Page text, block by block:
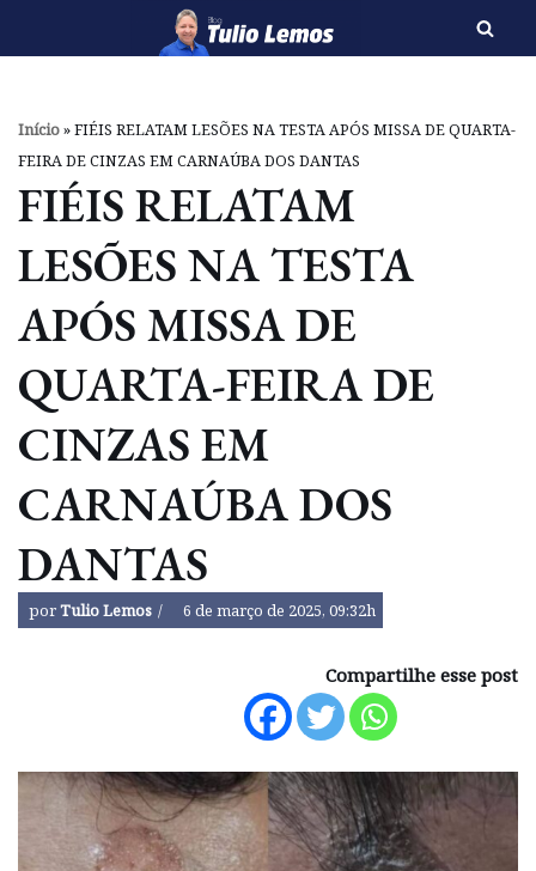
o
conteúdo
Início»FIÉIS RELATAM LESÕES NA TESTA APÓS MISSA DE QUARTA-
FEIRA DE CINZAS EM CARNAÚBA DOS DANTAS
FIÉIS RELATAM
LESÕES NA TESTA
APÓS MISSA DE
QUARTA-FEIRA DE
CINZAS EM
CARNAÚBA DOS
DANTAS
porTulio Lemos 6 de março de 2025, 09:32h
Compartilhe esse post